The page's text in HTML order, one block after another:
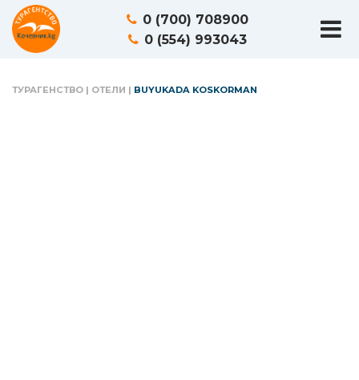
0 (700) 708900
0 (554) 993043
ТУРАГЕНСТВО | ОТЕЛИ | BUYUKADA KOSKORMAN